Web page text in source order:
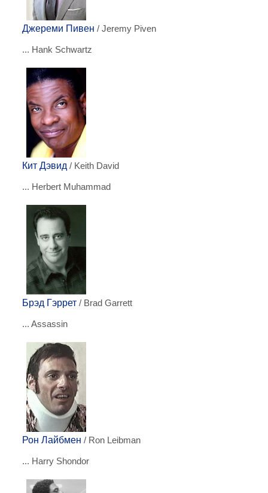
Джереми Пивен / Jeremy Piven
... Hank Schwartz
Кит Дэвид / Keith David
... Herbert Muhammad
Брэд Гэррет / Brad Garrett
... Assassin
Рон Лайбмен / Ron Leibman
... Harry Shondor